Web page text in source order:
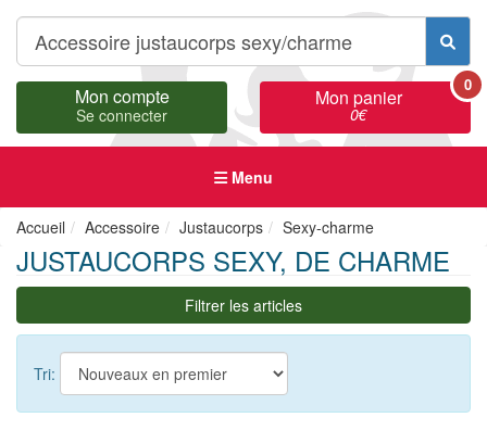
Mon compte
Se connecter
Mon panier
0€
0
Menu
Accueil Accessoire Justaucorps Sexy-charme
JUSTAUCORPS SEXY, DE CHARME
Filtrer les articles
Tri: